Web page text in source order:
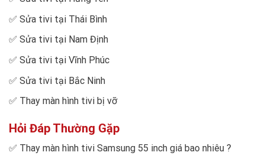
✅ Sửa tivi tại Thái Bình
✅ Sửa tivi tại Nam Định
✅ Sửa tivi tại Vĩnh Phúc
✅ Sửa tivi tại Bắc Ninh
✅ Thay màn hình tivi bị vỡ
Hỏi Đáp Thường Gặp
✅ Thay màn hình tivi Samsung 55 inch giá bao nhiêu ?